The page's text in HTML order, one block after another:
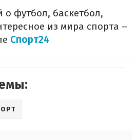
о футбол, баскетбол,
из мира спорта –
Спорт24